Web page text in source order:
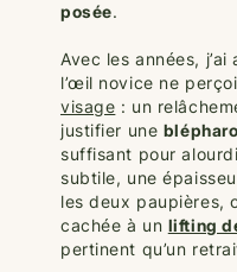
posée.
Avec les années,
l’œil novice ne
visage : un
justifier une
suffisant pour
subtile, une
les deux paupières,
cachée à un lifting
pertinent qu’un